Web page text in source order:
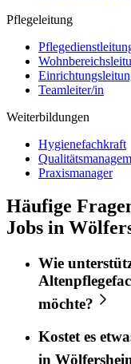
Pflegeleitung
Teamleiter/in
Weiterbildungen
Hygienefachkraft
Praxismanager
Häufige
Jobs in
Wie
möchte?
Kostet es
in